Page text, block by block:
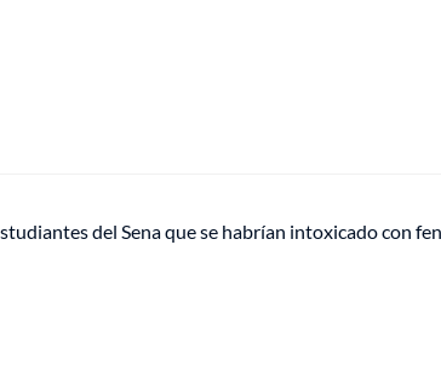
del Sena que se habrían intoxicado con